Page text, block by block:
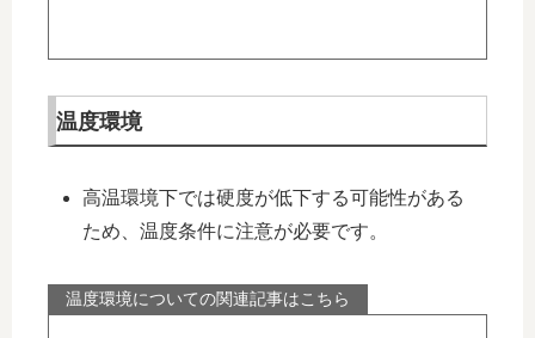
温度環境
高温環境下では硬度が低下する可能性がある
ため、温度条件に注意が必要です。
温度環境についての関連記事はこちら